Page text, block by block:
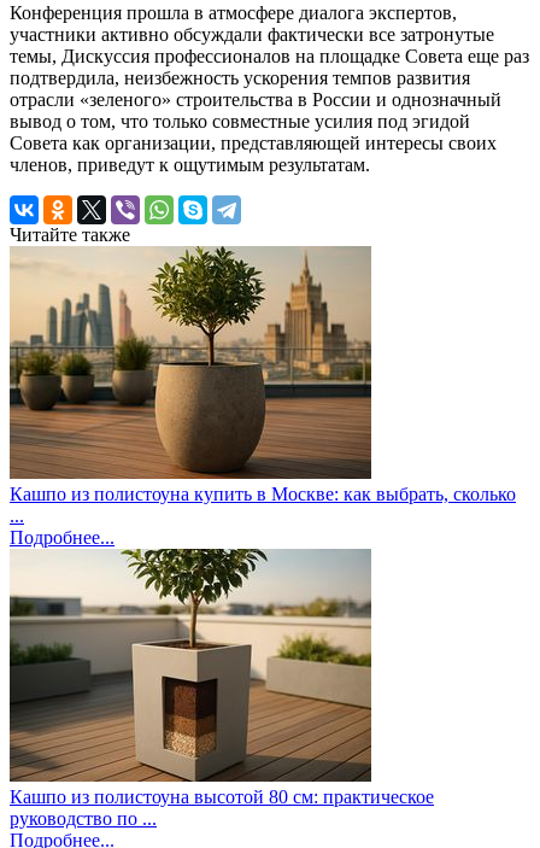
Конференция прошла в атмосфере диалога экспертов,
участники активно обсуждали фактически все затронутые
темы, Дискуссия профессионалов на площадке Совета еще раз
подтвердила, неизбежность ускорения темпов развития
отрасли «зеленого» строительства в России и однозначный
вывод о том, что только совместные усилия под эгидой
Совета как организации, представляющей интересы своих
членов, приведут к ощутимым результатам.
Читайте также
Кашпо из полистоуна купить в Москве: как выбрать, сколько
...
Подробнее...
Кашпо из полистоуна высотой 80 см: практическое
руководство по ...
Подробнее...